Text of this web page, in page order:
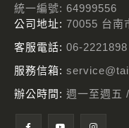
統一編號: 64999556
公司地址: 70055 台南
客服電話: 06-2221898
服務信箱:
辦公時間: 週一至週五